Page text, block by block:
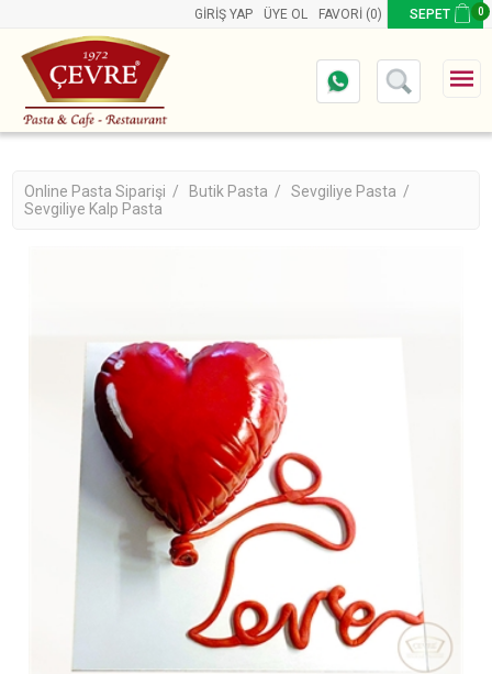
GIRIŞ YAP ÜYE OL FAVORI (0) SEPET 0
Online Pasta Siparişi / Butik Pasta /
Sevgiliye Pasta /
Sevgiliye Kalp Pasta